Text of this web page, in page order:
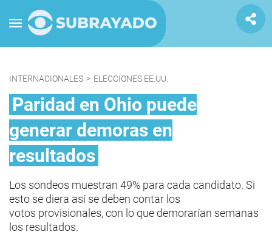
INTERNACIONALES > ELECCIONES EE.UU.
Paridad en Ohio puede
generar demoras en
resultados
Los sondeos muestran 49% para cada candidato. Si
esto se diera así se deben contar los
votos provisionales, con lo que demorarían semanas
los resultados.